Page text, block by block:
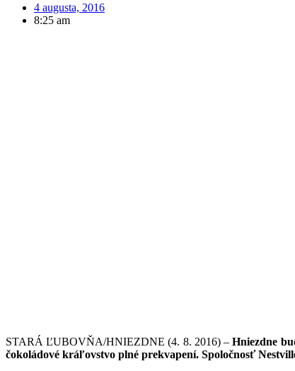
4 augusta, 2016
8:25 am
STARÁ ĽUBOVŇA/HNIEZDNE (4. 8. 2016) – Hniezdne
čokoládové kráľovstvo plné prekvapení. Spoločnosť